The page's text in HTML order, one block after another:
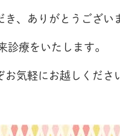
、ありがとうござい
診療をいたします。
気軽にお越しくださ